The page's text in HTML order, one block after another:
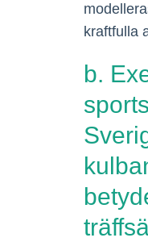
kraftfulla
b.